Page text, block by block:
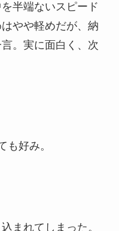
半端ないスピード
やや軽めだが、納
。実に面白く、次
も好み。
まれてしまった。